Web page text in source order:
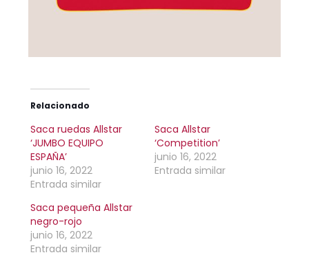
Relacionado
Saca ruedas Allstar
‘JUMBO EQUIPO
ESPAÑA’
junio 16, 2022
Entrada similar
Saca Allstar
‘Competition’
junio 16, 2022
Entrada similar
Saca pequeña Allstar
negro-rojo
junio 16, 2022
Entrada similar